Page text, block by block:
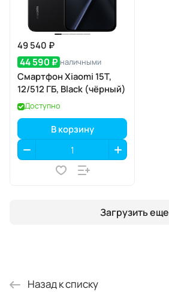
49 540 ₽
44 590 ₽ наличными
Смартфон Xiaomi 15T,
12/512 ГБ, Black (чёрный)
Доступно
В корзину
Загрузить еще
Назад к списку